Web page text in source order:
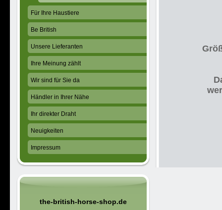
Für Ihre Haustiere
Be British
Unsere Lieferanten
Ihre Meinung zählt
Wir sind für Sie da
Händler in Ihrer Nähe
Ihr direkter Draht
Neuigkeiten
Impressum
the-british-horse-shop.de